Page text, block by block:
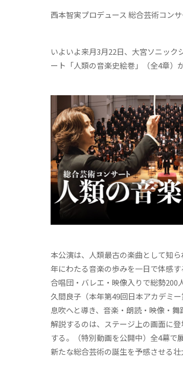
西本智実プロデュース 総合芸術コン
いよいよ来月3月22日、大宮ソニッ
ート「人類の音楽史絵巻」（全4章）
本公演は、人類最古の楽曲として知
年にわたる音楽の歩みを一日で体感
合唱団・バレエ・映像入りで総勢200
久間良子（本年第49回日本アカデミ
息吹へと導き、音楽・朗読・映像・
解説するのは、ステージ上の画面に
する。（特別動画を公開中）全4幕で
新たな総合芸術の誕生を予感させる